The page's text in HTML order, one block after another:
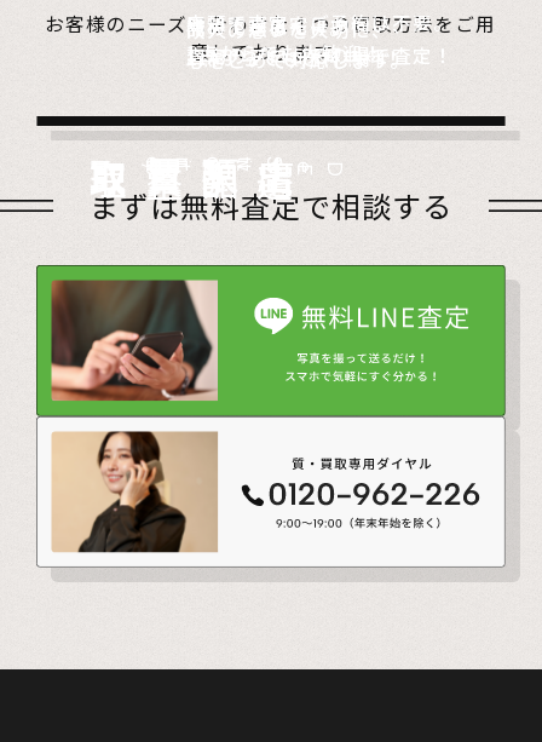
お客様のニーズに合わせた４つの買取方法をご用
意しております。
Store
店頭買取
店頭で査定、ご予約は不要。
1点からでも大歓迎！
Visit
出張買取
無料でご自宅にお伺い、
査定のプロがその場で査定！
Del
i
very
宅配買取
詰めて送るだけ。
1点からでも送料無料！
Estate
遺品整理
故人の想いを大切に、
心をこめて対応します。
まずは無料査定で相談する